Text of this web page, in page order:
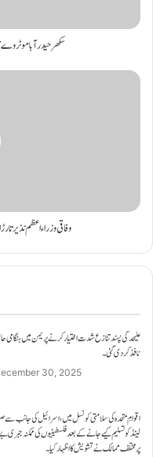
وفاقی وزراء اعظم نذیر
علیحدگی پسند تنازع شدت اختیار کرنے پر یمن میں ہنگامی
نافذ کر دی گئی۔
30, 2025
اقوامِ متحدہ کی سلامتی کونسل میں، اسرائیل کی جانب سے
لینڈ کو تسلیم کیے جانے کے بعد فلسطینیوں کی ممکنہ جبری
پر مختلف ممالک نے تشویش کا اظہار کیا۔